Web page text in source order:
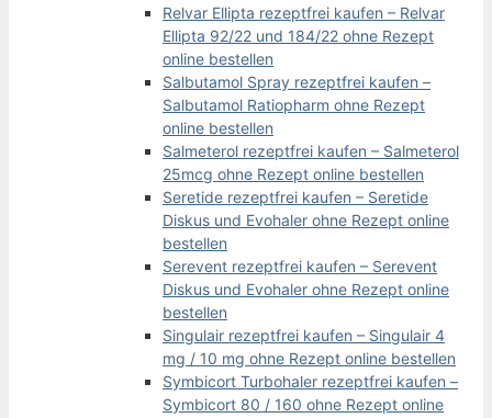
Relvar Ellipta rezeptfrei kaufen – Relvar
Ellipta 92/22 und 184/22 ohne Rezept
online bestellen
Salbutamol Spray rezeptfrei kaufen –
Salbutamol Ratiopharm ohne Rezept
online bestellen
Salmeterol rezeptfrei kaufen – Salmeterol
25mcg ohne Rezept online bestellen
Seretide rezeptfrei kaufen – Seretide
Diskus und Evohaler ohne Rezept online
bestellen
Serevent rezeptfrei kaufen – Serevent
Diskus und Evohaler ohne Rezept online
bestellen
Singulair rezeptfrei kaufen – Singulair 4
mg / 10 mg ohne Rezept online bestellen
Symbicort Turbohaler rezeptfrei kaufen –
Symbicort 80 / 160 ohne Rezept online